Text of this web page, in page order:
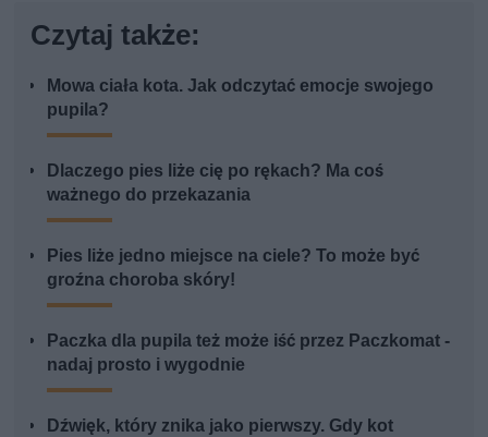
Czytaj także:
Mowa ciała kota. Jak odczytać emocje swojego
pupila?
Dlaczego pies liże cię po rękach? Ma coś
ważnego do przekazania
Pies liże jedno miejsce na ciele? To może być
groźna choroba skóry!
Paczka dla pupila też może iść przez Paczkomat -
nadaj prosto i wygodnie
Dźwięk, który znika jako pierwszy. Gdy kot